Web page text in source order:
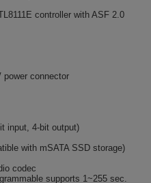
controller with ASF 2.0
power connector
input, 4-bit output)
with mSATA SSD storage)
codec
supports 1~255 sec.